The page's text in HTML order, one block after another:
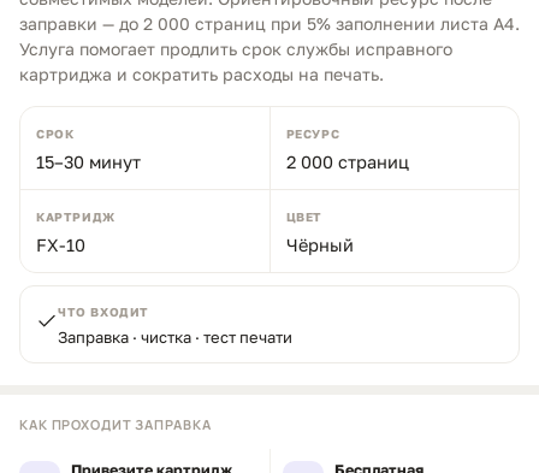
заправки — до 2 000 страниц при 5% заполнении листа A4.
Услуга помогает продлить срок службы исправного
картриджа и сократить расходы на печать.
СРОК
15–30 минут
РЕСУРС
2 000 страниц
КАРТРИДЖ
FX-10
ЦВЕТ
Чёрный
ЧТО ВХОДИТ
Заправка · чистка · тест печати
КАК ПРОХОДИТ ЗАПРАВКА